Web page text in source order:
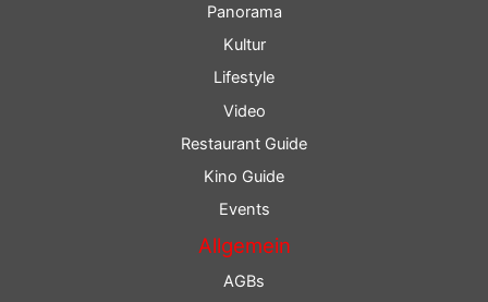
Panorama
Kultur
Lifestyle
Video
Restaurant Guide
Kino Guide
Events
Allgemein
AGBs